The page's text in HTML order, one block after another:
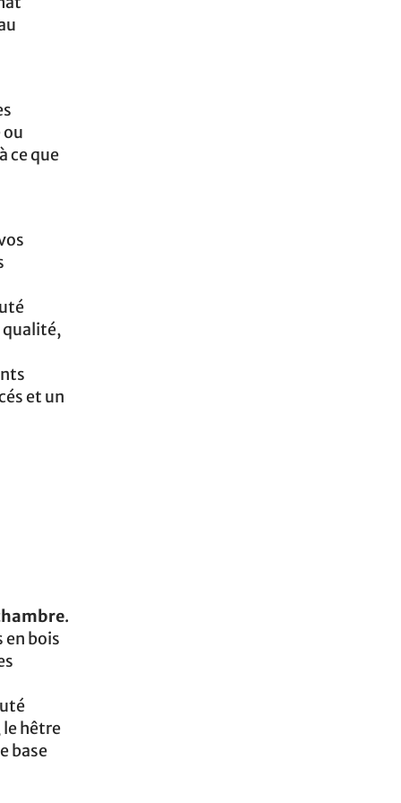
ou
ce que
qualité,
et un
.
en bois
le hêtre
base